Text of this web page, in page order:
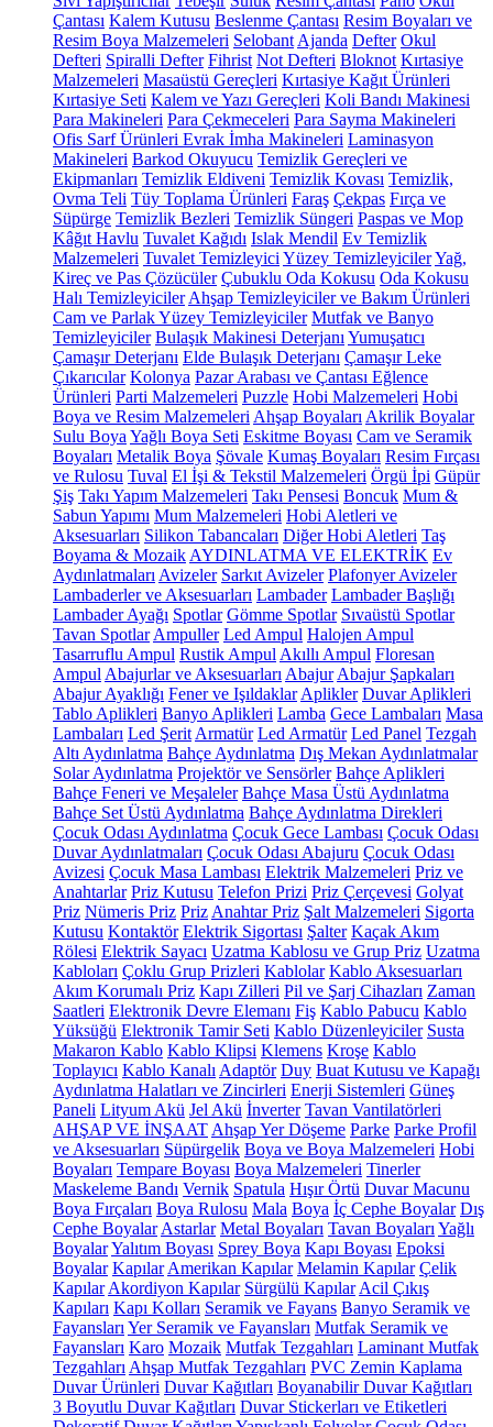
Çantası Kalem Kutusu Beslenme Çantası Resim Boyaları ve
Resim Boya Malzemeleri Selobant Ajanda Defter Okul
Defteri Spiralli Defter Fihrist Not Defteri Bloknot Kırtasiye
Malzemeleri Masaüstü Gereçleri Kırtasiye Kağıt Ürünleri
Kırtasiye Seti Kalem ve Yazı Gereçleri Koli Bandı Makinesi
Para Makineleri Para Çekmeceleri Para Sayma Makineleri
Ofis Sarf Ürünleri Evrak İmha Makineleri Laminasyon
Makineleri Barkod Okuyucu Temizlik Gereçleri ve
Ekipmanları Temizlik Eldiveni Temizlik Kovası Temizlik,
Ovma Teli Tüy Toplama Ürünleri Faraş Çekpas Fırça ve
Süpürge Temizlik Bezleri Temizlik Süngeri Paspas ve Mop
Kâğıt Havlu Tuvalet Kağıdı Islak Mendil Ev Temizlik
Malzemeleri Tuvalet Temizleyici Yüzey TemizleyicilerYağ,
Kireç ve Pas Çözücüler Çubuklu Oda Kokusu Oda Kokusu
Halı Temizleyiciler Ahşap Temizleyiciler ve Bakım Ürünleri
Cam ve Parlak Yüzey Temizleyiciler Mutfak ve Banyo
Temizleyiciler Bulaşık Makinesi Deterjanı Yumuşatıcı
Çamaşır Deterjanı Elde Bulaşık Deterjanı Çamaşır Leke
Çıkarıcılar Kolonya Pazar Arabası ve Çantası Eğlence
Ürünleri Parti Malzemeleri Puzzle Hobi Malzemeleri Hobi
Boya ve Resim Malzemeleri Ahşap Boyaları Akrilik Boyalar
Sulu Boya Yağlı Boya Seti Eskitme Boyası Cam ve Seramik
Boyaları Metalik Boya Şövale Kumaş Boyaları Resim Fırçası
ve Rulosu Tuval El İşi & Tekstil Malzemeleri Örgü İpi Güpür
Şiş Takı Yapım Malzemeleri Takı Pensesi Boncuk Mum &
Sabun Yapımı Mum Malzemeleri Hobi Aletleri ve
Aksesuarları Silikon Tabancaları Diğer Hobi Aletleri Taş
Boyama & Mozaik AYDINLATMA VE ELEKTRİK Ev
Aydınlatmaları Avizeler Sarkıt Avizeler Plafonyer Avizeler
Lambaderler ve Aksesuarları Lambader Lambader Başlığı
Lambader Ayağı Spotlar Gömme Spotlar Sıvaüstü Spotlar
Tavan Spotlar Ampuller Led Ampul Halojen Ampul
Tasarruflu Ampul Rustik Ampul Akıllı Ampul Floresan
Ampul Abajurlar ve Aksesuarları Abajur Abajur Şapkaları
Abajur Ayaklığı Fener ve Işıldaklar Aplikler Duvar Aplikleri
Tablo Aplikleri Banyo Aplikleri Lamba Gece Lambaları Masa
Lambaları Led Şerit Armatür Led Armatür Led Panel Tezgah
Altı Aydınlatma Bahçe Aydınlatma Dış Mekan Aydınlatmalar
Solar Aydınlatma Projektör ve Sensörler Bahçe Aplikleri
Bahçe Feneri ve Meşaleler Bahçe Masa Üstü Aydınlatma
Bahçe Set Üstü Aydınlatma Bahçe Aydınlatma Direkleri
Çocuk Odası Aydınlatma Çocuk Gece Lambası Çocuk Odası
Duvar Aydınlatmaları Çocuk Odası Abajuru Çocuk Odası
Avizesi Çocuk Masa Lambası Elektrik Malzemeleri Priz ve
Anahtarlar Priz Kutusu Telefon Prizi Priz Çerçevesi Golyat
Priz Nümeris Priz Priz Anahtar Priz Şalt Malzemeleri Sigorta
Kutusu Kontaktör Elektrik Sigortası Şalter Kaçak Akım
Rölesi Elektrik Sayacı Uzatma Kablosu ve Grup Priz Uzatma
Kabloları Çoklu Grup Prizleri Kablolar Kablo Aksesuarları
Akım Korumalı Priz Kapı Zilleri Pil ve Şarj Cihazları Zaman
Saatleri Elektronik Devre Elemanı Fiş Kablo Pabucu Kablo
Yüksüğü Elektronik Tamir Seti Kablo Düzenleyiciler Susta
Makaron Kablo Kablo Klipsi Klemens Kroşe Kablo
Toplayıcı Kablo Kanalı Adaptör Duy Buat Kutusu ve Kapağı
Aydınlatma Halatları ve Zincirleri Enerji Sistemleri Güneş
Paneli Lityum Akü Jel Akü İnverter Tavan Vantilatörleri
AHŞAP VE İNŞAAT Ahşap Yer Döşeme Parke Parke Profil
ve Aksesuarları Süpürgelik Boya ve Boya Malzemeleri Hobi
Boyaları Tempare Boyası Boya Malzemeleri Tinerler
Maskeleme Bandı Vernik Spatula Hışır Örtü Duvar Macunu
Boya Fırçaları Boya Rulosu Mala Boya İç Cephe Boyalar Dış
Cephe Boyalar Astarlar Metal Boyaları Tavan Boyaları Yağlı
BoyalarYalıtım Boyası Sprey Boya Kapı Boyası Epoksi
Boyalar Kapılar Amerikan Kapılar Melamin Kapılar Çelik
Kapılar Akordiyon Kapılar Sürgülü Kapılar Acil Çıkış
Kapıları Kapı Kolları Seramik ve Fayans Banyo Seramik ve
Fayansları Yer Seramik ve Fayansları Mutfak Seramik ve
Fayansları Karo Mozaik Mutfak Tezgahları Laminant Mutfak
Tezgahları Ahşap Mutfak Tezgahları PVC Zemin Kaplama
Duvar Ürünleri Duvar Kağıtları Boyanabilir Duvar Kağıtları
3 Boyutlu Duvar Kağıtları Duvar Stickerları ve Etiketleri